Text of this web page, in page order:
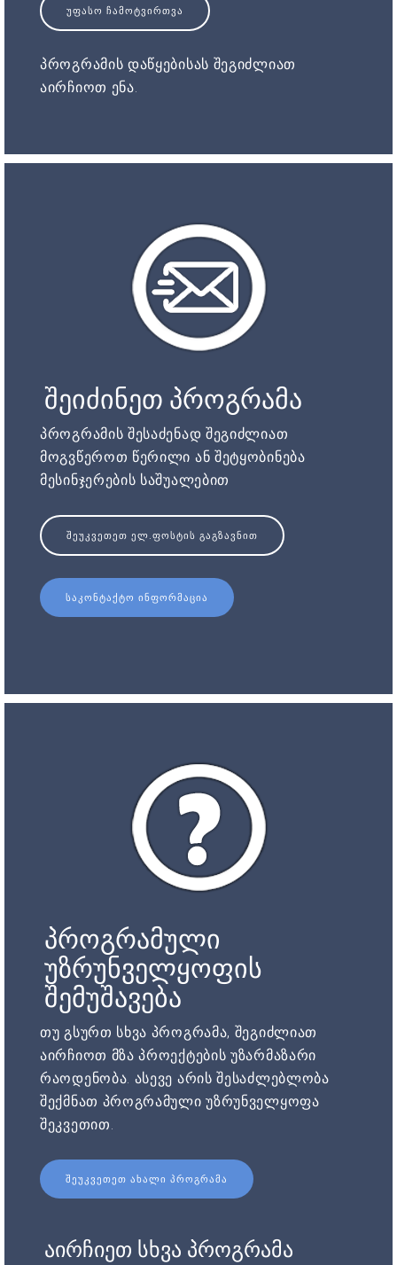
ᲣᲤᲐᲡᲝ ᲩᲐᲛᲝᲢᲕᲘᲠᲗᲕᲐ
პროგრამის დაწყებისას შეგიძლიათ
აირჩიოთ ენა.
შეიძინეთ პროგრამა
პროგრამის შესაძენად შეგიძლიათ
მოგვწეროთ წერილი ან შეტყობინება
მესინჯერების საშუალებით
ᲨᲔᲣᲙᲕᲔᲗᲔᲗ ᲔᲚ.ᲤᲝᲡᲢᲘᲡ ᲒᲐᲒᲖᲐᲕᲜᲘᲗ
ᲡᲐᲙᲝᲜᲢᲐᲥᲢᲝ ᲘᲜᲤᲝᲠᲛᲐᲪᲘᲐ
პროგრამული
უზრუნველყოფის
შემუშავება
თუ გსურთ სხვა პროგრამა, შეგიძლიათ
აირჩიოთ მზა პროექტების უზარმაზარი
რაოდენობა. ასევე არის შესაძლებლობა
შექმნათ პროგრამული უზრუნველყოფა
შეკვეთით.
ᲨᲔᲣᲙᲕᲔᲗᲔᲗ ᲐᲮᲐᲚᲘ ᲞᲠᲝᲒᲠᲐᲛᲐ
აირჩიეთ სხვა პროგრამა